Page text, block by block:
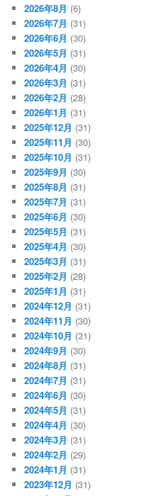
2026年8月 (6)
2026年7月 (31)
2026年6月 (30)
2026年5月 (31)
2026年4月 (30)
2026年3月 (31)
2026年2月 (28)
2026年1月 (31)
2025年12月 (31)
2025年11月 (30)
2025年10月 (31)
2025年9月 (30)
2025年8月 (31)
2025年7月 (31)
2025年6月 (30)
2025年5月 (31)
2025年4月 (30)
2025年3月 (31)
2025年2月 (28)
2025年1月 (31)
2024年12月 (31)
2024年11月 (30)
2024年10月 (31)
2024年9月 (30)
2024年8月 (31)
2024年7月 (31)
2024年6月 (30)
2024年5月 (31)
2024年4月 (30)
2024年3月 (31)
2024年2月 (29)
2024年1月 (31)
2023年12月 (31)